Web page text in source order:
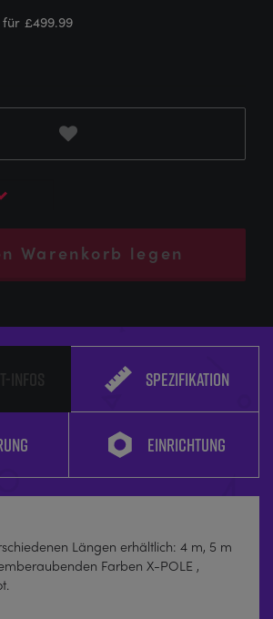
für £499.99
Warenkorb legen
SPEZIFIKATION
EINRICHTUNG
Längen erhältlich: 4 m, 5 m
Farben X-POLE ,